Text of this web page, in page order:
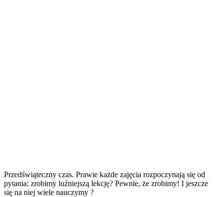
Przedświąteczny czas. Prawie każde zajęcia rozpoczynają się od
pytania: zrobimy luźniejszą lekcję? Pewnie, że zrobimy! I jeszcze
się na niej wiele nauczymy ?